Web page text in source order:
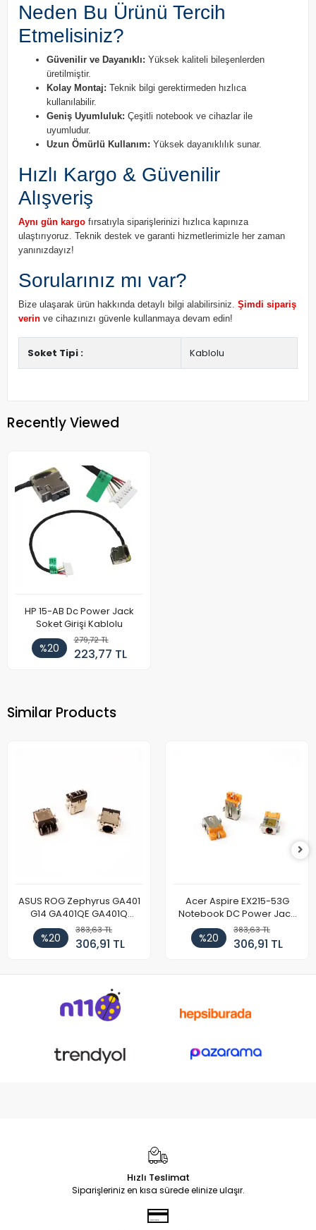
Neden Bu Ürünü Tercih
Etmelisiniz?
Güvenilir ve Dayanıklı: Yüksek kaliteli bileşenlerden
üretilmiştir.
Kolay Montaj: Teknik bilgi gerektirmeden hızlıca
kullanılabilir.
Geniş Uyumluluk: Çeşitli notebook ve cihazlar ile
uyumludur.
Uzun Ömürlü Kullanım: Yüksek dayanıklılık sunar.
Hızlı Kargo & Güvenilir
Alışveriş
Aynı gün kargo fırsatıyla siparişlerinizi hızlıca kapınıza
ulaştırıyoruz. Teknik destek ve garanti hizmetlerimizle her zaman
yanınızdayız!
Sorularınız mı var?
Bize ulaşarak ürün hakkında detaylı bilgi alabilirsiniz. Şimdi sipariş
verin ve cihazınızı güvenle kullanmaya devam edin!
Soket Tipi : Kablolu
Recently Viewed
HP 15-AB Dc Power Jack
Soket Girişi Kablolu
%20
279,72 TL
223,77 TL
Similar Products
ASUS ROG Zephyrus GA401
G14 GA401QE GA401Q
GA402 GA402R GA402RK
HQ058T GA503QR GA503QS
GA503QM GA503QE GX650
Soketi
%20
383,63 TL
306,91 TL
Acer Aspire EX215-53G
Notebook DC Power Jack
Soket
%20
383,63 TL
306,91 TL
Hızlı Teslimat
Siparişleriniz en kısa sürede elinize ulaşır.